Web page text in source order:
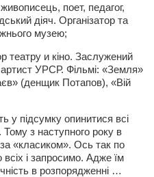
поет, педагог,
діяч. Організатор та
музею;
театру и кіно. Заслужений
УРСР. Фільмі: «Земля»
(денщик Потапов), «Вій
у підсумку опинитися всі
Тому з наступного року в
«класиком». Ось так по
і запросимо. Адже їм
в розпорядженні …